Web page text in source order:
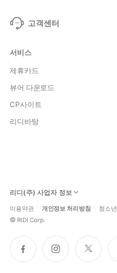
고객센터
서비스
제휴카드
뷰어 다운로드
CP사이트
리디바탕
리디(주) 사업자 정보
이용약관 개인정보 처리방침 청소
© RIDI Corp.
페
이
인
스
트
위